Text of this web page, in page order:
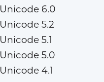
Unicode 6.0
Unicode 5.2
Unicode 5.1
Unicode 5.0
Unicode 4.1